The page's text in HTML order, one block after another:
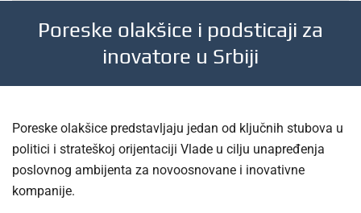
Poreske olakšice i podsticaji za
inovatore u Srbiji
Poreske olakšice predstavljaju jedan od ključnih stubova u
politici i strateškoj orijentaciji Vlade u cilju unapređenja
poslovnog ambijenta za novoosnovane i inovativne
kompanije.